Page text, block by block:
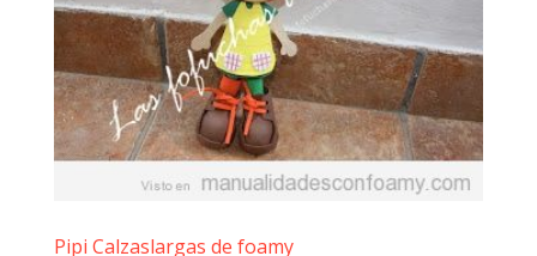
Pipi Calzaslargas de foamy